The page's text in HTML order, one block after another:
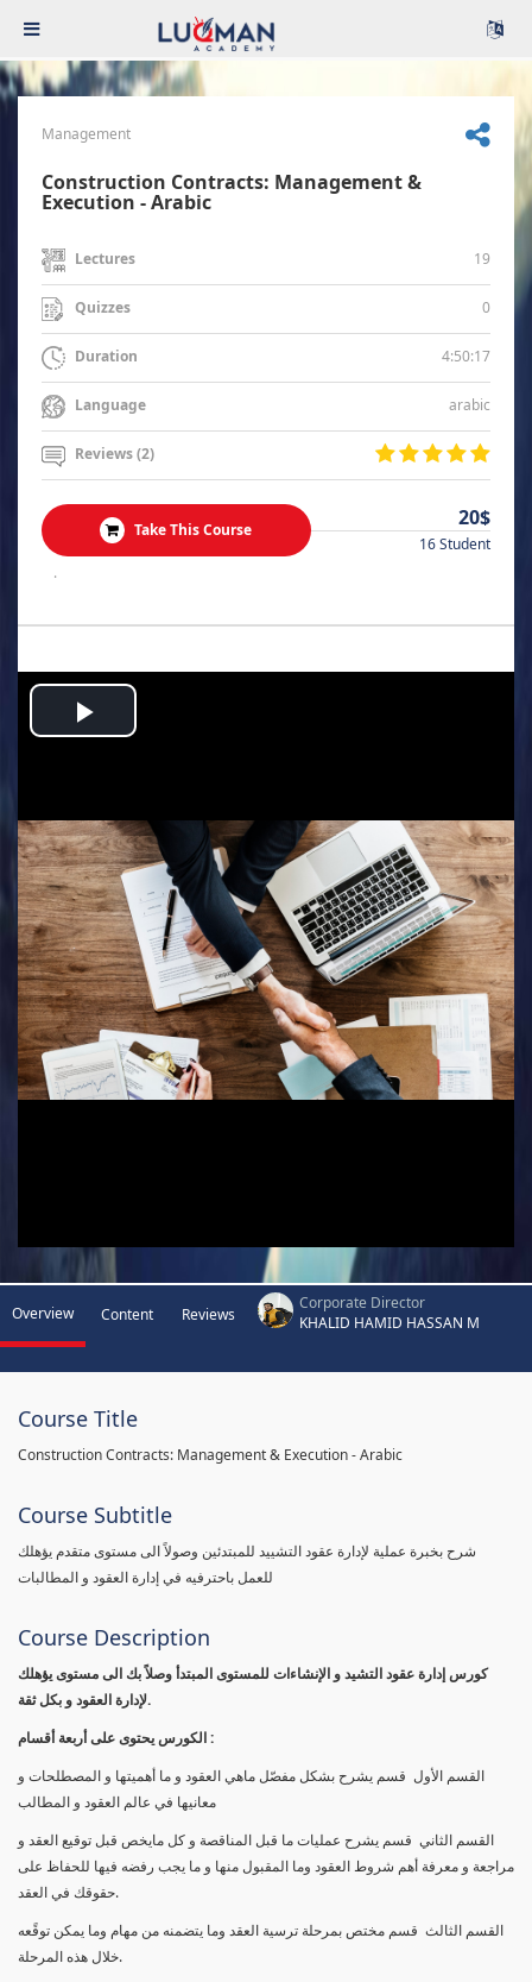
Management
Construction Contracts: Management &
Execution - Arabic
Lectures 19
Quizzes 0
Duration 4:50:17
Language arabic
Reviews (2)
Take This Course 20$
16 Student
.
Play
Overview Content Reviews
Corporate Director
KHALID HAMID HASSAN M
Course Title
Construction Contracts: Management & Execution - Arabic
Course Subtitle
شرح بخبرة عملية لإدارة عقود التشييد للمبتدئين وصولاً الى مستوى متقدم يؤهلك
للعمل باحترفيه في إدارة العقود و المطالبات
Course Description
كورس إدارة عقود التشيد و الإنشاءات للمستوى المبتدأ وصلاً بك الى مستوى يؤهلك
لإدارة العقود و بكل ثقة.
الكورس يحتوى على أربعة أقسام :
القسم الأول قسم يشرح بشكل مفصّل ماهي العقود و ما أهميتها و المصطلحات و
معانيها في عالم العقود و المطالب
القسم الثاني قسم يشرح عمليات ما قبل المناقصة و كل مايخص قبل توقيع العقد و
مراجعة و معرفة أهم شروط العقود وما المقبول منها و ما يجب رفضه فيها للحفاظ على
حقوقك في العقد.
القسم الثالث قسم مختص بمرحلة ترسية العقد وما يتضمنه من مهام وما يمكن توقًعه
خلال هذه المرحلة.